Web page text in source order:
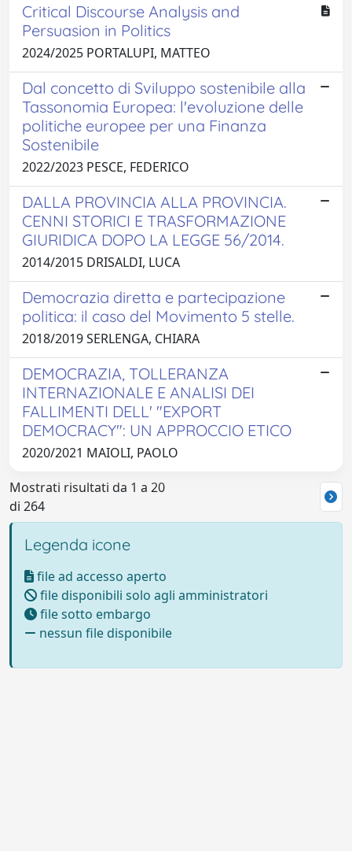
Critical Discourse Analysis and
Persuasion in Politics
2024/2025 PORTALUPI, MATTEO
Dal concetto di Sviluppo sostenibile alla
Tassonomia Europea: l'evoluzione delle
politiche europee per una Finanza
Sostenibile
2022/2023 PESCE, FEDERICO
DALLA PROVINCIA ALLA PROVINCIA.
CENNI STORICI E TRASFORMAZIONE
GIURIDICA DOPO LA LEGGE 56/2014.
2014/2015 DRISALDI, LUCA
Democrazia diretta e partecipazione
politica: il caso del Movimento 5 stelle.
2018/2019 SERLENGA, CHIARA
DEMOCRAZIA, TOLLERANZA
INTERNAZIONALE E ANALISI DEI
FALLIMENTI DELL' "EXPORT
DEMOCRACY": UN APPROCCIO ETICO
2020/2021 MAIOLI, PAOLO
Mostrati risultati da 1 a 20
di 264
Legenda icone
file ad accesso aperto
file disponibili solo agli amministratori
file sotto embargo
nessun file disponibile